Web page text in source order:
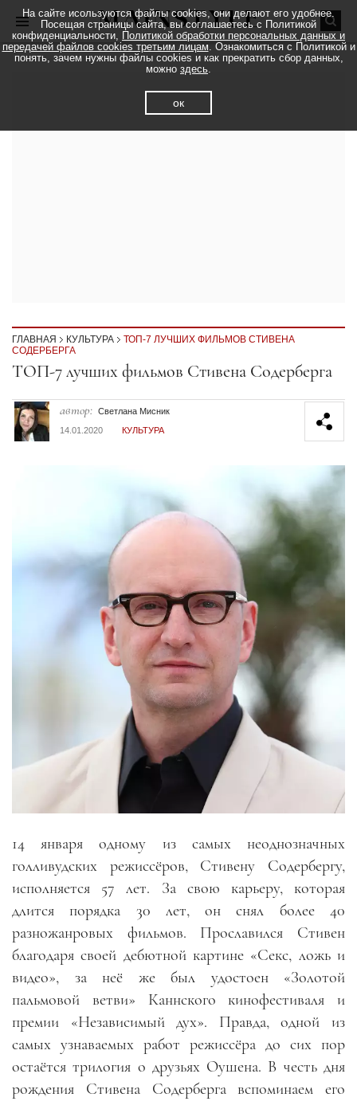
ГЛАВНАЯ КУЛЬТУРА
ТОП-7 ЛУЧШИХ ФИЛЬМОВ СТИВЕНА
СОДЕРБЕРГА
Секция статей
ТОП-7 лучших фильмов Стивена Содерберга
автор: Светлана Мисник
14.01.2020
КУЛЬТУРА
14 января одному из самых неоднозначных
голливудских режиссёров, Стивену Содербергу,
исполняется 57 лет. За свою карьеру, которая
длится порядка 30 лет, он снял более 40
разножанровых фильмов. Прославился Стивен
благодаря своей дебютной картине «Секс, ложь и
видео», за неё же был удостоен «Золотой
пальмовой ветви» Каннского кинофестиваля и
премии «Независимый дух». Правда, одной из
самых узнаваемых работ режиссёра до сих пор
остаётся трилогия о друзьях Оушена. В честь дня
рождения Стивена Содерберга вспоминаем его
На сайте исользуются файлы cookies, они делают его удобнее.
Посещая страницы сайта, вы соглашаетесь с Политикой
конфиденциальности, Политикой обработки персональных данных и
передачей файлов cookies третьим лицам. Ознакомиться с Политикой и
понять, зачем нужны файлы cookies и как прекратить сбор данных,
можно здесь.
ок